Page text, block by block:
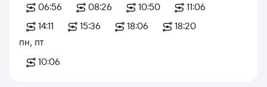
06:56
08:26 10:50
11:06
14:11
15:36 18:06
18:20
пн, пт
10:06